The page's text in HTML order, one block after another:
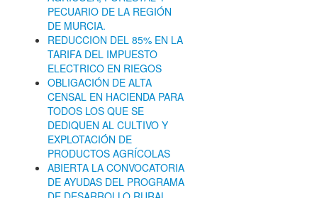
PECUARIO DE LA REGIÓN
DE MURCIA.
REDUCCION DEL 85% EN LA
TARIFA DEL IMPUESTO
ELECTRICO EN RIEGOS
OBLIGACIÓN DE ALTA
CENSAL EN HACIENDA PARA
TODOS LOS QUE SE
DEDIQUEN AL CULTIVO Y
EXPLOTACIÓN DE
PRODUCTOS AGRÍCOLAS
ABIERTA LA CONVOCATORIA
DE AYUDAS DEL PROGRAMA